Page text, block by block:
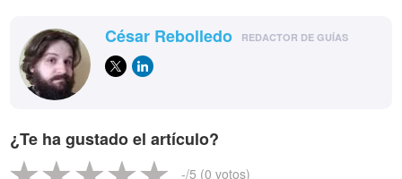
César Rebolledo REDACTOR DE GUÍAS
¿Te ha gustado el artículo?
-/5 (0 votos)